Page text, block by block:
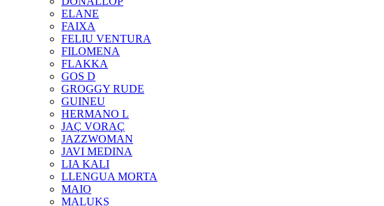
ELANE
FAIXA
FELIU VENTURA
FILOMENA
FLAKKA
GOS D
GROGGY RUDE
GUINEU
HERMANO L
JAÇ VORAÇ
JAZZWOMAN
JAVI MEDINA
LIA KALI
LLENGUA MORTA
MAIO
MALUKS